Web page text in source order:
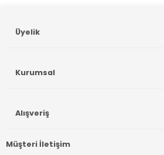
Müşteri İletişim
Üyelik
Kurumsal
Alışveriş